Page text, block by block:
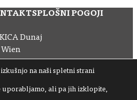
na naši spletni strani
uporabljamo, ali pa jih izklopite,
SPLOŠNI POGOJI
Dunaj
Wien